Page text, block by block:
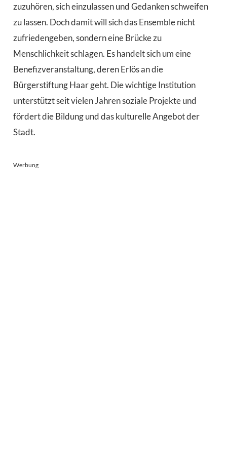
zuzuhören, sich einzulassen und Gedanken schweifen
zu lassen. Doch damit will sich das Ensemble nicht
zufriedengeben, sondern eine Brücke zu
Menschlichkeit schlagen. Es handelt sich um eine
Benefizveranstaltung, deren Erlös an die
Bürgerstiftung Haar geht. Die wichtige Institution
unterstützt seit vielen Jahren soziale Projekte und
fördert die Bildung und das kulturelle Angebot der
Stadt.
Werbung